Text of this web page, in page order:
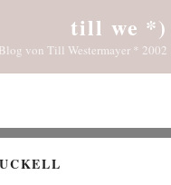
till we *)
von Till Westermayer * 2002